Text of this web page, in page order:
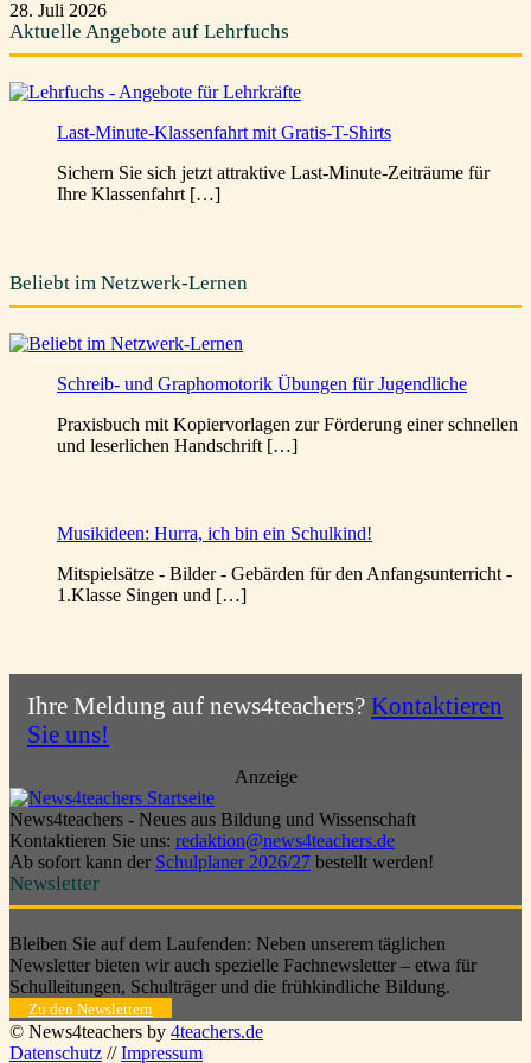
28. Juli 2026
Aktuelle Angebote auf Lehrfuchs
Last-Minute-Klassenfahrt mit Gratis-T-Shirts
Sichern Sie sich jetzt attraktive Last-Minute-Zeiträume für
Ihre Klassenfahrt […]
Beliebt im Netzwerk-Lernen
Schreib- und Graphomotorik Übungen für Jugendliche
Praxisbuch mit Kopiervorlagen zur Förderung einer schnellen
und leserlichen Handschrift […]
Musikideen: Hurra, ich bin ein Schulkind!
Mitspielsätze - Bilder - Gebärden für den Anfangsunterricht -
1.Klasse Singen und […]
Ihre Meldung auf news4teachers? Kontaktieren
Sie uns!
Anzeige
News4teachers - Neues aus Bildung und Wissenschaft
Kontaktieren Sie uns: redaktion@news4teachers.de
Ab sofort kann der Schulplaner 2026/27 bestellt werden!
Newsletter
Bleiben Sie auf dem Laufenden: Neben unserem täglichen
Newsletter bieten wir auch spezielle Fachnewsletter – etwa für
Schulleitungen, Schulträger und die frühkindliche Bildung.
Zu den Newslettern
© News4teachers by 4teachers.de
Datenschutz //Impressum